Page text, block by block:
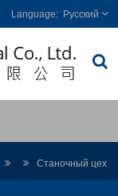
Русский
Станочный цех